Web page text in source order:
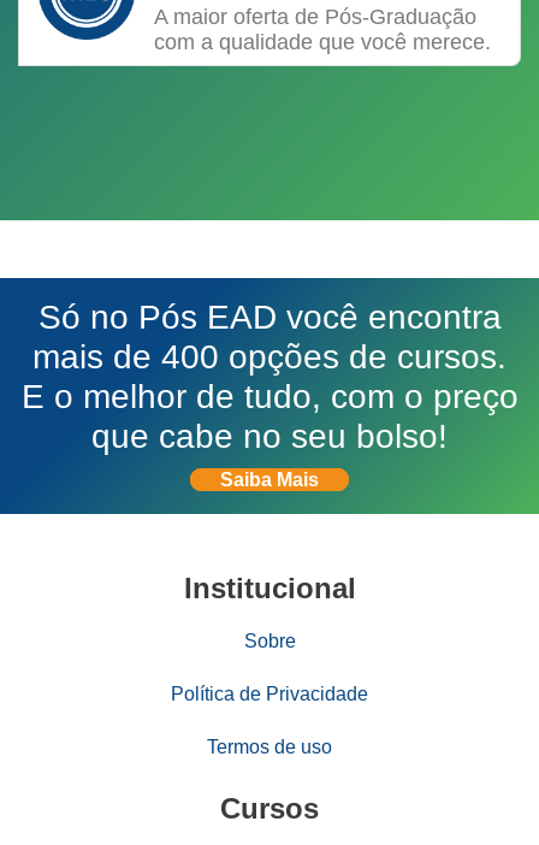
A maior oferta de Pós-Graduação
com a qualidade que você merece.
Só no Pós EAD você encontra
mais de 400 opções de cursos.
E o melhor de tudo, com o preço
que cabe no seu bolso!
Saiba Mais
Institucional
Sobre
Política de Privacidade
Termos de uso
Cursos